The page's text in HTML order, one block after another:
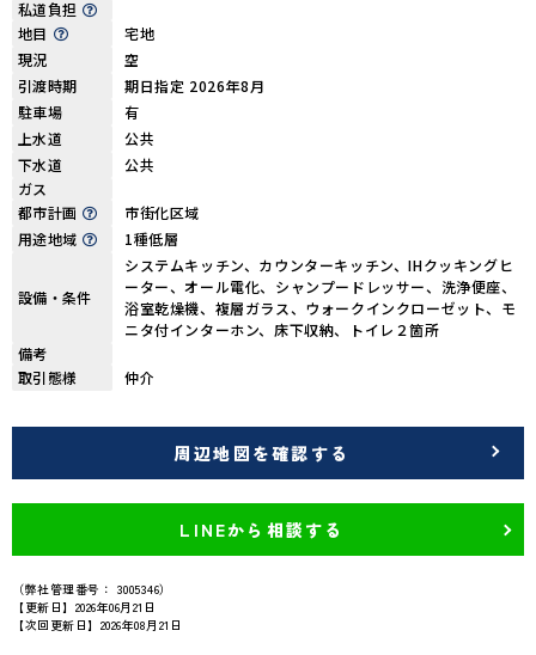
私道負担
地目
宅地
現況
空
引渡時期
期日指定 2026年8月
駐車場
有
上水道
公共
下水道
公共
ガス
都市計画
市街化区域
用途地域
1種低層
設備・条件
システムキッチン、カウンターキッチン、IHクッキングヒ
ーター、オール電化、シャンプードレッサー、洗浄便座、
浴室乾燥機、複層ガラス、ウォークインクローゼット、モ
ニタ付インターホン、床下収納、トイレ２箇所
備考
取引態様
仲介
周辺地図を確認する
LINEから相談する
（弊社管理番号： 3005346）
【更新日】2026年06月21日
【次回更新日】2026年08月21日